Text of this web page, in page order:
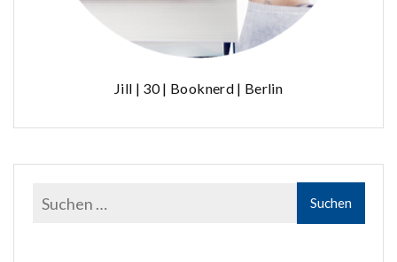
Jill | 30 | Booknerd | Berlin